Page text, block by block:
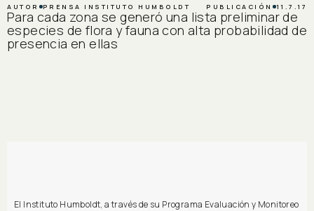
AUTOR PRENSA INSTITUTO HUMBOLDT PUBLICACIÓN 11.7.17
Para cada zona se generó una lista preliminar de
especies de flora y fauna con alta probabilidad de
presencia en ellas
El Instituto Humboldt, a través de su Programa Evaluación y Monitoreo